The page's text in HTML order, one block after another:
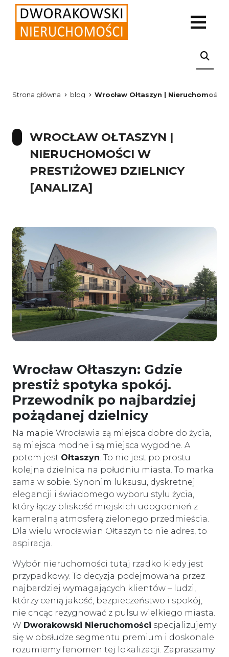
Strona główna blog Wrocław Ołtaszyn |
WROCŁAW OŁTASZYN |
NIERUCHOMOŚCI W
PRESTIŻOWEJ DZIELNICY
[ANALIZA]
Wrocław Ołtaszyn: Gdzie
prestiż spotyka spokój.
Przewodnik po najbardziej
pożądanej dzielnicy
Na mapie Wrocławia są miejsca dobre do życia,
są miejsca modne i są miejsca wygodne. A
potem jest Ołtaszyn. To nie jest po prostu
kolejna dzielnica na południu miasta. To marka
sama w sobie. Synonim luksusu, dyskretnej
elegancji i świadomego wyboru stylu życia,
który łączy bliskość miejskich udogodnień z
kameralną atmosferą zielonego przedmieścia.
Dla wielu wrocławian Ołtaszyn to nie adres, to
aspiracja.
Wybór nieruchomości tutaj rzadko kiedy jest
przypadkowy. To decyzja podejmowana przez
najbardziej wymagających klientów – ludzi,
którzy cenią jakość, bezpieczeństwo i spokój,
nie chcąc rezygnować z pulsu wielkiego miasta.
W Dworakowski Nieruchomości specjalizujemy
się w obsłudze segmentu premium i doskonale
rozumiemy fenomen tej lokalizacji. Zapraszamy